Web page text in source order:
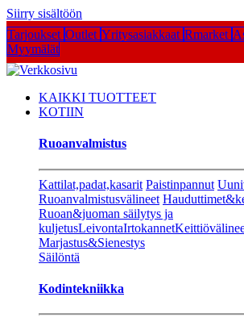
Siirry sisältöön
Tarjoukset Outlet Yritysasiakkaat Rmarket
Myymälät
KAIKKI TUOTTEET
KOTIIN
Ruoanvalmistus
Kattilat,padat,kasarit Paistinpannut
Ruoanvalmistusvälineet
Ruoan&juoman säilytys ja
kuljetusLeivontaIrtokannet
Marjastus&Sienestys
Säilöntä
Kodintekniikka